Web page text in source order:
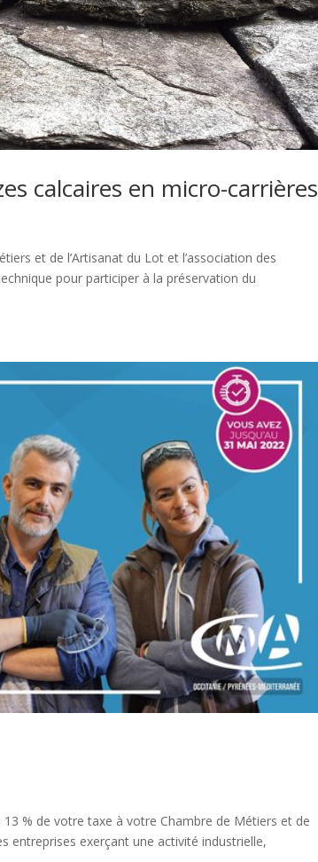
calcaires en micro-carrières
et de l’Artisanat du Lot et l’association des
pour participer à la préservation du
13 % de votre taxe à votre Chambre de Métiers et de
entreprises exerçant une activité industrielle,